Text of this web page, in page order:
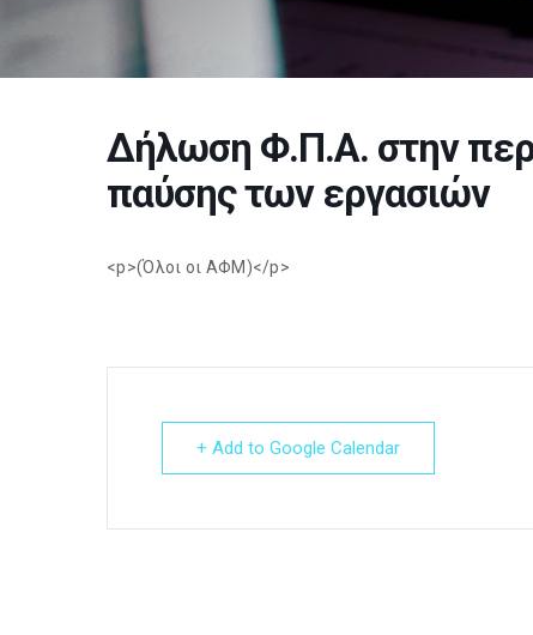
Δήλωση Φ.Π.Α. στην
παύσης των εργασιών
<p>(Όλοι οι ΑΦΜ)</p>
+ Add to Google Calendar